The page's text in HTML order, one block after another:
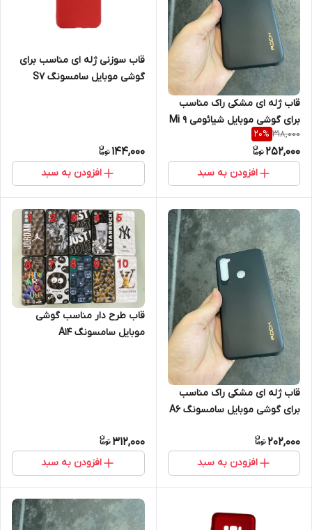
قاب ژله ای مشکی راک مناسب
برای گوشی موبایل شیائومی Mi 9
318,000
20%
252,000
افزودن به سبد
قاب سوزنی ژله ای مناسب برای
گوشی موبایل سامسونگ S7
144,000
افزودن به سبد
قاب ژله ای مشکی راک مناسب
برای گوشی موبایل سامسونگ A6
202,000
افزودن به سبد
قاب طرح دار مناسب گوشی
موبایل سامسونگ A14
312,000
افزودن به سبد